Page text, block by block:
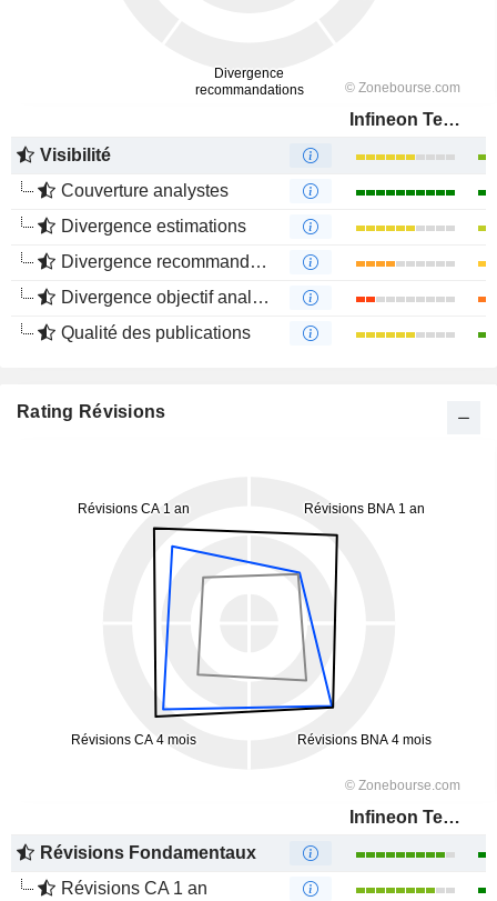
Infineon Technologies AG
Visibilité
Couverture analystes
Divergence estimations
Divergence recommandations analystes
Divergence objectif analystes
Qualité des publications
Rating Révisions
Infineon Technologies AG
Révisions Fondamentaux
Révisions CA 1 an